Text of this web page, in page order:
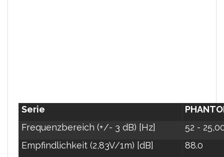
Serie
Frequenzbereich (+/- 3 dB) [Hz]
52 -
Empfindlichkeit (2,83V/1m) [dB]
88.0